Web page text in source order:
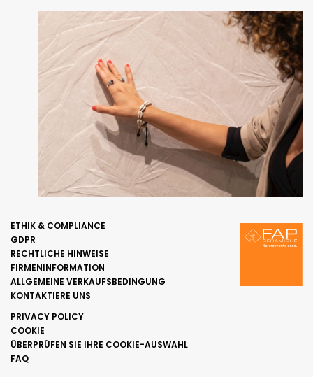
ETHIK & COMPLIANCE
GDPR
RECHTLICHE HINWEISE
FIRMENINFORMATION
ALLGEMEINE VERKAUFSBEDINGUNG
KONTAKTIERE UNS
PRIVACY POLICY
COOKIE
ÜBERPRÜFEN SIE IHRE COOKIE-AUSWAHL
FAQ